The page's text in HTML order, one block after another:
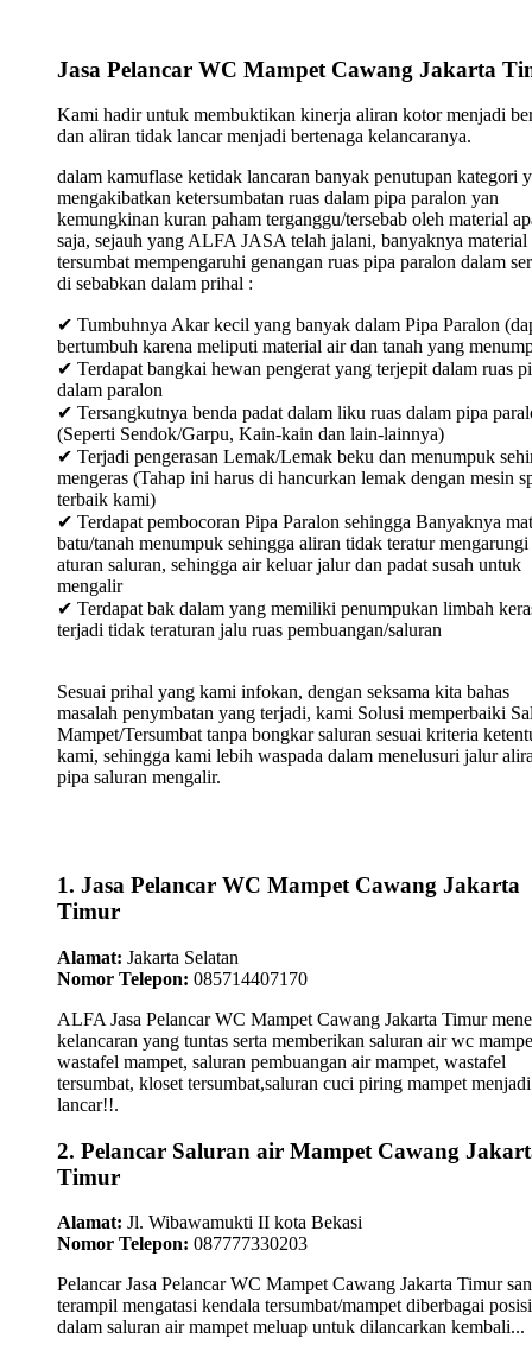
Jasa Pelancar WC Mampet Cawang Jakarta
Kami hadir untuk membuktikan kinerja aliran kotor menjadi
dan aliran tidak lancar menjadi bertenaga kelancaranya.
dalam kamuflase ketidak lancaran banyak penutupan kategori
mengakibatkan ketersumbatan ruas dalam pipa paralon yan
kemungkinan kuran paham terganggu/tersebab oleh material
saja, sejauh yang ALFA JASA telah jalani, banyaknya material
tersumbat mempengaruhi genangan ruas pipa paralon dalam
di sebabkan dalam prihal :
✔ Tumbuhnya Akar kecil yang banyak dalam Pipa Paralon
bertumbuh karena meliputi material air dan tanah yang
✔ Terdapat bangkai hewan pengerat yang terjepit dalam ruas
dalam paralon
✔ Tersangkutnya benda padat dalam liku ruas dalam pipa
(Seperti Sendok/Garpu, Kain-kain dan lain-lainnya)
✔ Terjadi pengerasan Lemak/Lemak beku dan menumpuk
mengeras (Tahap ini harus di hancurkan lemak dengan mesin
terbaik kami)
✔ Terdapat pembocoran Pipa Paralon sehingga Banyaknya
batu/tanah menumpuk sehingga aliran tidak teratur mengarungi
aturan saluran, sehingga air keluar jalur dan padat susah untuk
mengalir
✔ Terdapat bak dalam yang memiliki penumpukan limbah
terjadi tidak teraturan jalu ruas pembuangan/saluran
Sesuai prihal yang kami infokan, dengan seksama kita bahas
masalah penymbatan yang terjadi, kami Solusi memperbaiki
Mampet/Tersumbat tanpa bongkar saluran sesuai kriteria
kami, sehingga kami lebih waspada dalam menelusuri jalur
pipa saluran mengalir.
1. Jasa Pelancar WC Mampet Cawang Jakarta
Timur
Alamat: Jakarta Selatan
Nomor Telepon: 085714407170
ALFA Jasa Pelancar WC Mampet Cawang Jakarta Timur
kelancaran yang tuntas serta memberikan saluran air wc
wastafel mampet, saluran pembuangan air mampet, wastafel
tersumbat, kloset tersumbat,saluran cuci piring mampet menjadi
lancar!!.
2. Pelancar Saluran air Mampet Cawang
Timur
Alamat: Jl. Wibawamukti II kota Bekasi
Nomor Telepon: 087777330203
Pelancar Jasa Pelancar WC Mampet Cawang Jakarta Timur
terampil mengatasi kendala tersumbat/mampet diberbagai
dalam saluran air mampet meluap untuk dilancarkan kembali...